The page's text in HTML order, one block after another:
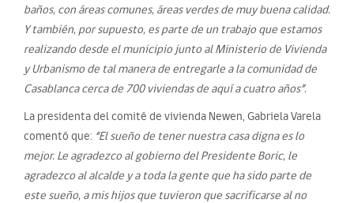
baños, con áreas comunes, áreas verdes de muy buena calidad.
Y también, por supuesto, es parte de un trabajo que estamos
realizando desde el municipio junto al Ministerio de Vivienda
y Urbanismo de tal manera de entregarle a la comunidad de
Casablanca cerca de 700 viviendas de aquí a cuatro años”.
La presidenta del comité de vivienda Newen, Gabriela Varela
comentó que: “El sueño de tener nuestra casa digna es lo
mejor. Le agradezco al gobierno del Presidente Boric, le
agradezco al alcalde y a toda la gente que ha sido parte de
este sueño, a mis hijos que tuvieron que sacrificarse al no